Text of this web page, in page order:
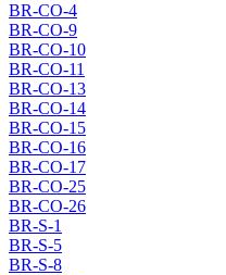
BR-CO-4
BR-CO-9
BR-CO-10
BR-CO-11
BR-CO-13
BR-CO-14
BR-CO-15
BR-CO-16
BR-CO-17
BR-CO-25
BR-CO-26
BR-S-1
BR-S-5
BR-S-8